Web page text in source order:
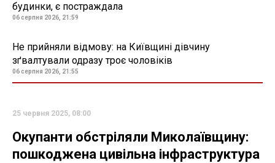
будинки, є постраждала
06 серпня 2026, 21:59
Не прийняли відмову: на Київщині дівчину
зґвалтували одразу троє чоловіків
06 серпня 2026, 21:55
25 червня 2025, 08:00
Окупанти обстріляли Миколаївщину:
пошкоджена цивільна інфраструктура